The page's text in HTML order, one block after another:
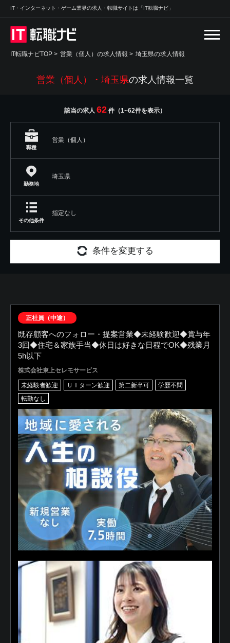
IT・インターネット・ゲーム業界の求人・転職サイトは「IT転職ナビ」
IT転職ナビTOP > 営業（個人）の求人情報 > 埼玉県の求人情報
営業（個人）・埼玉県の求人情報一覧
該当の求人 62 件（1~62件を表示）
職種
営業（個人）
勤務地
埼玉県
その他条件
指定なし
条件を変更する
正社員（中途）
既存顧客へのフォロー・提案営業◆未経験歓迎◆賞与年
3回◆住宅＆家族手当◆休日は好きな日程でOK◆残業月
5h以下
株式会社東上セレモサービス
未経験者歓迎 ＵＩターン歓迎 第二新卒可
学歴不問
転勤なし